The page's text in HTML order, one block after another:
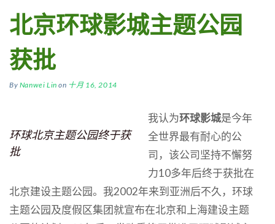
北京环球影城主题公园
获批
By Nanwei Lin on 十月 16, 2014
环球北京主题公园终于获
批
我认为环球影城是今年
全世界最有耐心的公
司，该公司坚持不懈努
力10多年后终于获批在
北京建设主题公园。我2002年来到亚洲后不久，环球
主题公园及度假区集团就宣布在北京和上海建设主题